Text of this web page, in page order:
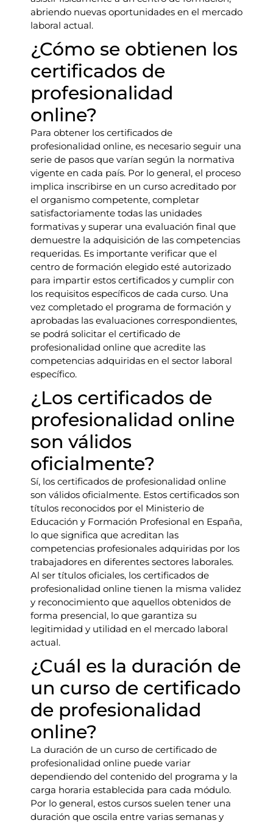
abriendo nuevas oportunidades en el mercado
laboral actual.
¿Cómo se obtienen los
certificados de
profesionalidad
online?
Para obtener los certificados de
profesionalidad online, es necesario seguir una
serie de pasos que varían según la normativa
vigente en cada país. Por lo general, el proceso
implica inscribirse en un curso acreditado por
el organismo competente, completar
satisfactoriamente todas las unidades
formativas y superar una evaluación final que
demuestre la adquisición de las competencias
requeridas. Es importante verificar que el
centro de formación elegido esté autorizado
para impartir estos certificados y cumplir con
los requisitos específicos de cada curso. Una
vez completado el programa de formación y
aprobadas las evaluaciones correspondientes,
se podrá solicitar el certificado de
profesionalidad online que acredite las
competencias adquiridas en el sector laboral
específico.
¿Los certificados de
profesionalidad online
son válidos
oficialmente?
Sí, los certificados de profesionalidad online
son válidos oficialmente. Estos certificados son
títulos reconocidos por el Ministerio de
Educación y Formación Profesional en España,
lo que significa que acreditan las
competencias profesionales adquiridas por los
trabajadores en diferentes sectores laborales.
Al ser títulos oficiales, los certificados de
profesionalidad online tienen la misma validez
y reconocimiento que aquellos obtenidos de
forma presencial, lo que garantiza su
legitimidad y utilidad en el mercado laboral
actual.
¿Cuál es la duración de
un curso de certificado
de profesionalidad
online?
La duración de un curso de certificado de
profesionalidad online puede variar
dependiendo del contenido del programa y la
carga horaria establecida para cada módulo.
Por lo general, estos cursos suelen tener una
duración que oscila entre varias semanas y